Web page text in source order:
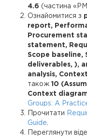
4.6 (частина
Ознайомитися з
report,
Procurement
statement,
Scope baseline,
deliverables, ),
analysis,
також 10
Context
Groups: A
Прочитати
Guide
Переглянути